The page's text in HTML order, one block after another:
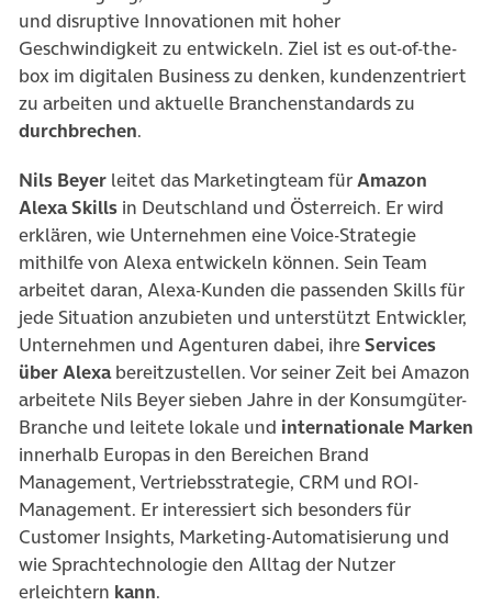
und disruptive Innovationen mit hoher
Geschwindigkeit zu entwickeln. Ziel ist es out-of-the-
box im digitalen Business zu denken, kundenzentriert
zu arbeiten und aktuelle Branchenstandards zu
durchbrechen.
Nils Beyer leitet das Marketingteam fürAmazon
Alexa Skills in Deutschland und Österreich. Er wird
erklären, wie Unternehmen eine Voice-Strategie
mithilfe von Alexa entwickeln können. Sein Team
arbeitet daran, Alexa-Kunden die passenden Skills für
jede Situation anzubieten und unterstützt Entwickler,
Unternehmen und Agenturen dabei, ihreServices
über Alexabereitzustellen. Vor seiner Zeit bei Amazon
arbeitete Nils Beyer sieben Jahre in der Konsumgüter-
Branche und leitete lokale und internationale Marken
innerhalb Europas in den Bereichen Brand
Management, Vertriebsstrategie, CRM und ROI-
Management. Er interessiert sich besonders für
Customer Insights, Marketing-Automatisierung und
wie Sprachtechnologie den Alltag der Nutzer
erleichtern kann.